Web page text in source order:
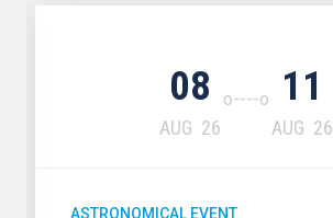
08
AUG 26
11
AUG 26
ASTRONOMICAL EVENT